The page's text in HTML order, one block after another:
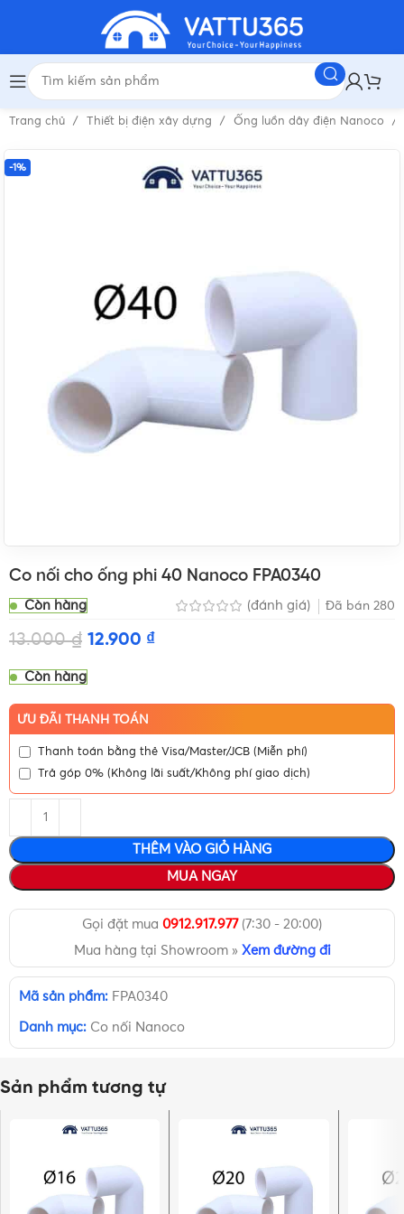
Trang chủ Thiết bị điện xây dựng Ống luồn dây điện Nanoco
-1%
Co nối cho ống phi 40 Nanoco FPA0340
Còn hàng (đánh giá) Đã bán 280
13.000₫ 12.900 ₫
Còn hàng
ƯU ĐÃI THANH TOÁN
Thanh toán bằng thẻ Visa/Master/JCB (Miễn phí)
Trả góp 0% (Không lãi suất/Không phí giao dịch)
THÊM VÀO GIỎ HÀNG
MUA NGAY
Gọi đặt mua 0912.917.977(7:30 - 20:00)
Mua hàng tại Showroom » Xem đường đi
Mã sản phẩm: FPA0340
Danh mục: Co nối Nanoco
Sản phẩm tương tự